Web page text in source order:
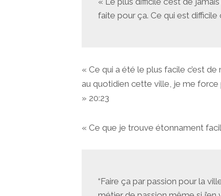
faite pour ça. Ce qui est difficile
« Ce qui a été le plus facile c’est
au quotidien cette ville, je me
» 20:23
« Ce que je trouve étonnament
“Faire ça par passion pour la